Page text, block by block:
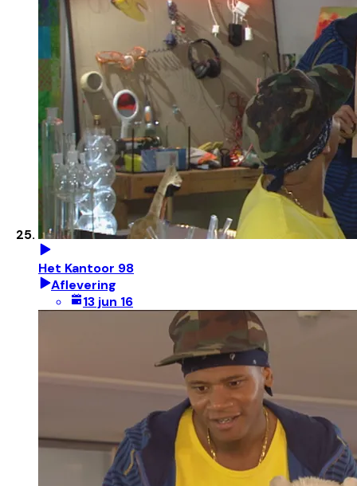
Het Kantoor 98
Aflevering
13 jun 16